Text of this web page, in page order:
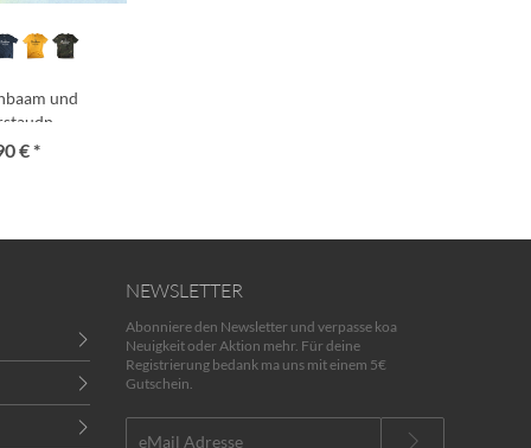
und
€ *
NEWSLETTER
Abonniere den Newsletter und verpasse koa
Neuigkeit oder Aktion mehr. Für deine
Registrierung bedank ma uns mit einem 5€
Gutschein.